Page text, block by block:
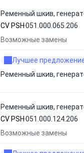
Ременный шкив,
CV PSH 051.000.065.206
Возможные замены
Лучшее
Ременный шкив,
Ременный шкив,
CV PSH 051.000.124.206
Возможные замены